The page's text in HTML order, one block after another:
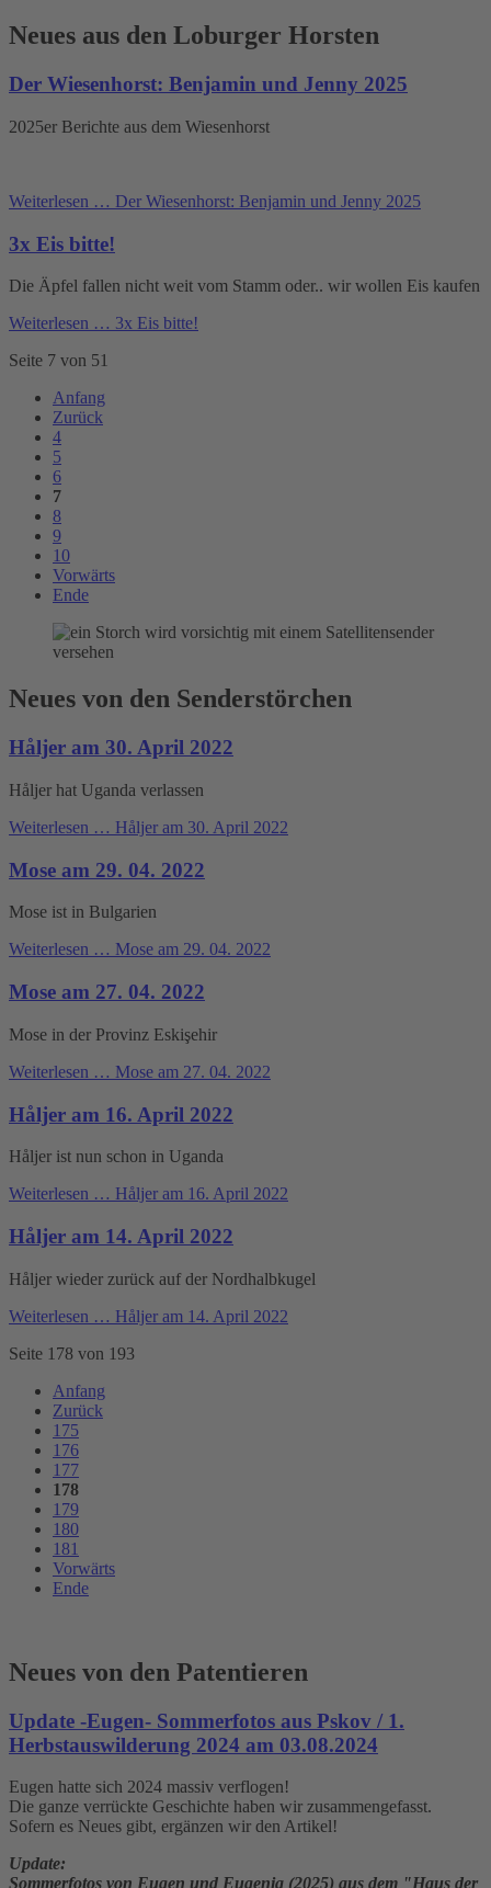
Neues aus den Loburger Horsten
Der Wiesenhorst: Benjamin und Jenny 2025
2025er Berichte aus dem Wiesenhorst
Weiterlesen … Der Wiesenhorst: Benjamin und Jenny 2025
3x Eis bitte!
Die Äpfel fallen nicht weit vom Stamm oder.. wir wollen Eis kaufen
Weiterlesen … 3x Eis bitte!
Seite 7 von 51
Anfang
Zurück
4
5
6
7
8
9
10
Vorwärts
Ende
Neues von den Senderstörchen
Håljer am 30. April 2022
Håljer hat Uganda verlassen
Weiterlesen … Håljer am 30. April 2022
Mose am 29. 04. 2022
Mose ist in Bulgarien
Weiterlesen … Mose am 29. 04. 2022
Mose am 27. 04. 2022
Mose in der Provinz Eskişehir
Weiterlesen … Mose am 27. 04. 2022
Håljer am 16. April 2022
Håljer ist nun schon in Uganda
Weiterlesen … Håljer am 16. April 2022
Håljer am 14. April 2022
Håljer wieder zurück auf der Nordhalbkugel
Weiterlesen … Håljer am 14. April 2022
Seite 178 von 193
Anfang
Zurück
175
176
177
178
179
180
181
Vorwärts
Ende
Neues von den Patentieren
Update -Eugen- Sommerfotos aus Pskov / 1.
Herbstauswilderung 2024 am 03.08.2024
Eugen hatte sich 2024 massiv verflogen!
Die ganze verrückte Geschichte haben wir zusammengefasst.
Sofern es Neues gibt, ergänzen wir den Artikel!
Update:
Sommerfotos von Eugen und Eugenia (2025) aus dem "Haus der